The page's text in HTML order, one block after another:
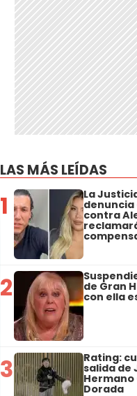
LAS MÁS LEÍDAS
1 La
denuncia
contra
2 de Gran
con ella
3 Rating:
salida de
Dorada